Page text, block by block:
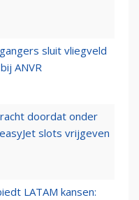
sluit vliegveld
ANVR
doordat onder
slots vrijgeven
LATAM kansen: